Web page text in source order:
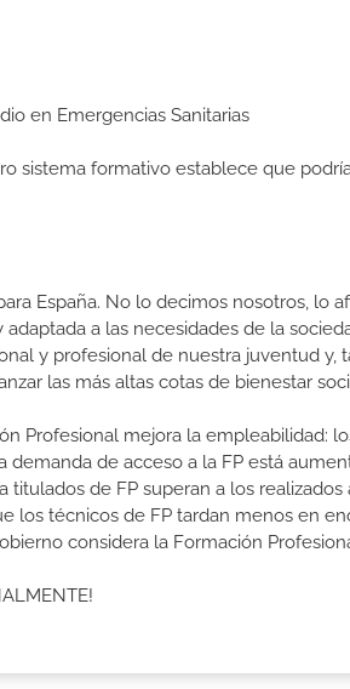
en Emergencias Sanitarias
sistema formativo establece que
España. No lo decimos nosotros, lo
a las necesidades de la
y profesional de nuestra juventud y,
las más altas cotas de bienestar
Profesional mejora la empleabilidad:
de acceso a la FP está
de FP superan a los
los técnicos de FP tardan menos en
considera la Formación